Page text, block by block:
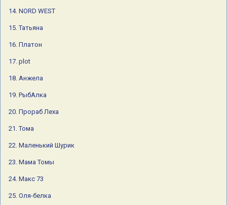
14. NORD WEST
15. Татьяна
16. Платон
17. plot
18. Анжела
19. РыбАлка
20. Прораб Леха
21. Тома
22. Маленький Шурик
23. Мама Томы
24. Макс 73
25. Оля-белка